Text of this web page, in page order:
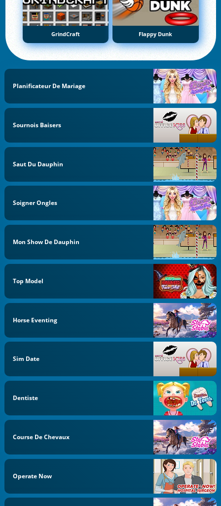
GrindCraft Flappy Dunk
Planificateur De Mariage
Sournois Baisers
Saut Du Dauphin
Soigner Ongles
Mon Show De Dauphin
Top Model
Horse Eventing
Sim Date
Dentiste
Course De Chevaux
Operate Now